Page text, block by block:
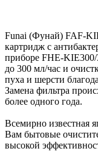
Funai (Фунай) FAF-
картридж с
приборе FHE-
до 300 мл/час и
пуха и шерсти
Замена фильтра
более одного года.
Всемирно известная
Вам бытовые
высокой